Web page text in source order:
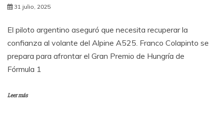
31 julio, 2025
El piloto argentino aseguró que necesita recuperar la
confianza al volante del Alpine A525. Franco Colapinto se
prepara para afrontar el Gran Premio de Hungría de
Fórmula 1
Leer más